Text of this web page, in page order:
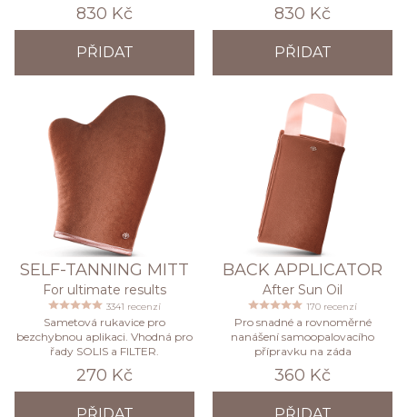
830 Kč
PŘIDAT
830 Kč
PŘIDAT
SELF-TANNING MITT
For ultimate results
3341 recenzí
Sametová rukavice pro
bezchybnou aplikaci. Vhodná pro
řady SOLIS a FILTER.
270 Kč
PŘIDAT
BACK APPLICATOR
After Sun Oil
170 recenzí
Pro snadné a rovnoměrné
nanášení samoopalovacího
přípravku na záda
360 Kč
PŘIDAT